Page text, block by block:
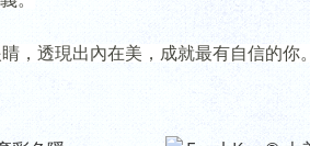
，透現出內在美，成就最有自信的你。